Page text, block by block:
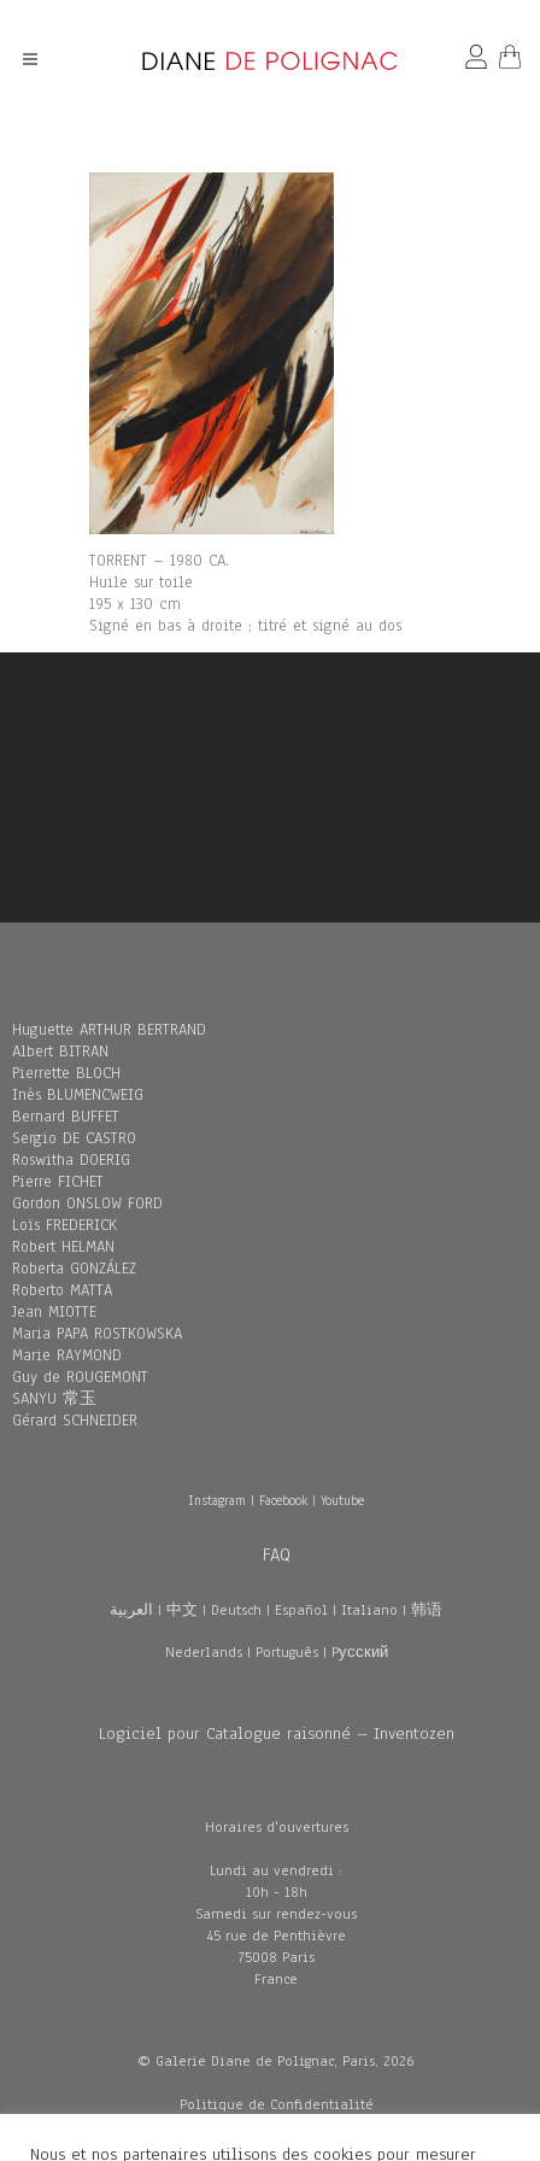
TORRENT – 1980 CA.
Huile sur toile
195 x 130 cm
Signé en bas à droite ; titré et signé au dos
Huguette ARTHUR BERTRAND
Albert BITRAN
Pierrette BLOCH
Inès BLUMENCWEIG
Bernard BUFFET
Sergio DE CASTRO
Roswitha DOERIG
Pierre FICHET
Gordon ONSLOW FORD
Loïs FREDERICK
Robert HELMAN
Roberta GONZÁLEZ
Roberto MATTA
Jean MIOTTE
Maria PAPA ROSTKOWSKA
Marie RAYMOND
Guy de ROUGEMONT
SANYU 常玉
Gérard SCHNEIDER
Instagram | Facebook| Youtube
FAQ
العربية | 中文 | Deutsch | Español | Italiano | 韩语
Nederlands| Português| Pусский
Logiciel pour Catalogue raisonné – Inventozen
Horaires d'ouvertures
Lundi au vendredi :
10h - 18h
Samedi sur rendez-vous
45 rue de Penthièvre
75008 Paris
France
© Galerie Diane de Polignac, Paris, 2026
Politique de Confidentialité
Mentions légales
Nous et nos partenaires utilisons des cookies pour mesurer